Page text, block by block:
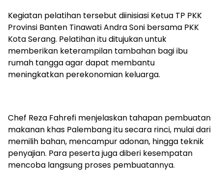
Kegiatan pelatihan tersebut diinisiasi Ketua TP PKK
Provinsi Banten Tinawati Andra Soni bersama PKK
Kota Serang. Pelatihan itu ditujukan untuk
memberikan keterampilan tambahan bagi ibu
rumah tangga agar dapat membantu
meningkatkan perekonomian keluarga.
Chef Reza Fahrefi menjelaskan tahapan pembuatan
makanan khas Palembang itu secara rinci, mulai dari
memilih bahan, mencampur adonan, hingga teknik
penyajian. Para peserta juga diberi kesempatan
mencoba langsung proses pembuatannya.